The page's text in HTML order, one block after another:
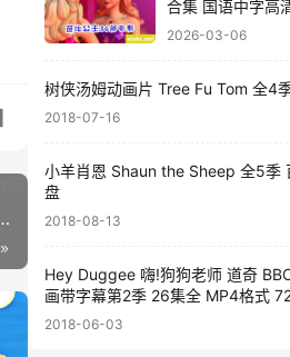
合集 国语中字高
视频MKV格式百
2026-03-06
树侠汤姆动画片 Tree Fu Tom 全4
2018-07-16
小羊肖恩 Shaun the Sheep 全5季
盘
2018-08-13
Hey Duggee 嗨!狗狗老师 道奇
画带字幕第2季 26集全 MP4格式
2018-06-03